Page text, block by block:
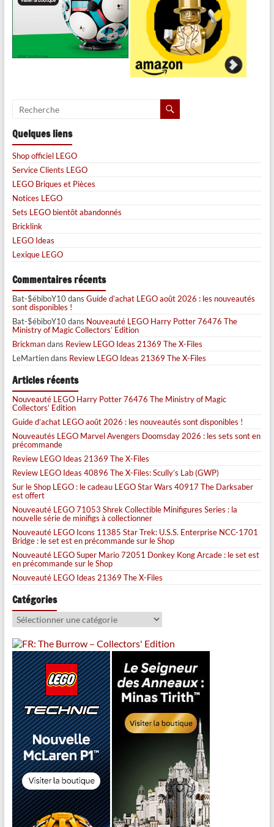
Quelques liens
Shop officiel LEGO
Service Clients LEGO
LEGO Briques et Pièces
Notices LEGO
Sets LEGO bientôt abandonnés
Bricklink
LEGO Ideas
Lexique LEGO
Commentaires récents
Bat-$ébiboY10dans Guide d’achat LEGO août 2026 : les nouveautés
sont disponibles !
Bat-$ébiboY10dans Nouveauté LEGO Harry Potter 76476 The
Ministry of Magic Collectors’ Edition
Brickmandans Review LEGO Ideas 21369 The X-Files
LeMartiendans Review LEGO Ideas 21369 The X-Files
Articles récents
Nouveauté LEGO Harry Potter 76476 The Ministry of Magic
Collectors’ Edition
Guide d’achat LEGO août 2026 : les nouveautés sont disponibles !
Nouveautés LEGO Marvel Avengers Doomsday 2026 : les sets sont en
précommande
Review LEGO Ideas 21369 The X-Files
Review LEGO Ideas 40896 The X-Files: Scully’s Lab (GWP)
Sur le Shop LEGO : le cadeau LEGO Star Wars 40917 The Darksaber
est offert
Nouveauté LEGO 71053 Shrek Collectible Minifigures Series : la
nouvelle série de minifigs à collectionner
Nouveauté LEGO Icons 11385 Star Trek: U.S.S. Enterprise NCC-1701
Bridge : le set est en précommande sur le Shop
Nouveauté LEGO Super Mario 72051 Donkey Kong Arcade : le set est
en précommande sur le Shop
Nouveauté LEGO Ideas 21369 The X-Files
Catégories
Catégories